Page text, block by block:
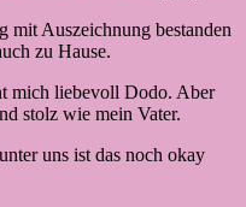
mit Auszeichnung bestanden
zu Hause.
mich liebevoll Dodo. Aber
stolz wie mein Vater.
uns ist das noch okay